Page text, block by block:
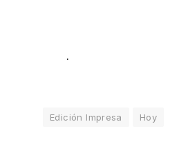
.
Edición Impresa Hoy